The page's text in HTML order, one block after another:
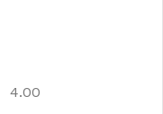
4.00